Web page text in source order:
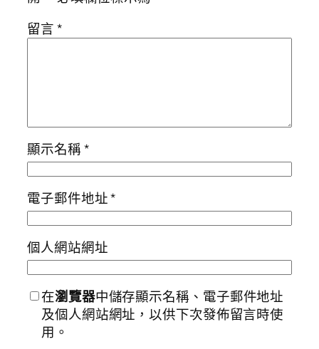
留言*
顯示名稱*
電子郵件地址*
個人網站網址
在瀏覽器中儲存顯示名稱、電子郵件地址
及個人網站網址，以供下次發佈留言時使
用。